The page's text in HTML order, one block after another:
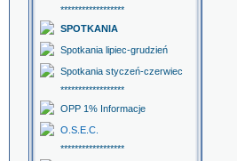
******************
SPOTKANIA
Spotkania lipiec-grudzień
Spotkania styczeń-czerwiec
******************
OPP 1% Informacje
O.S.E.C.
******************